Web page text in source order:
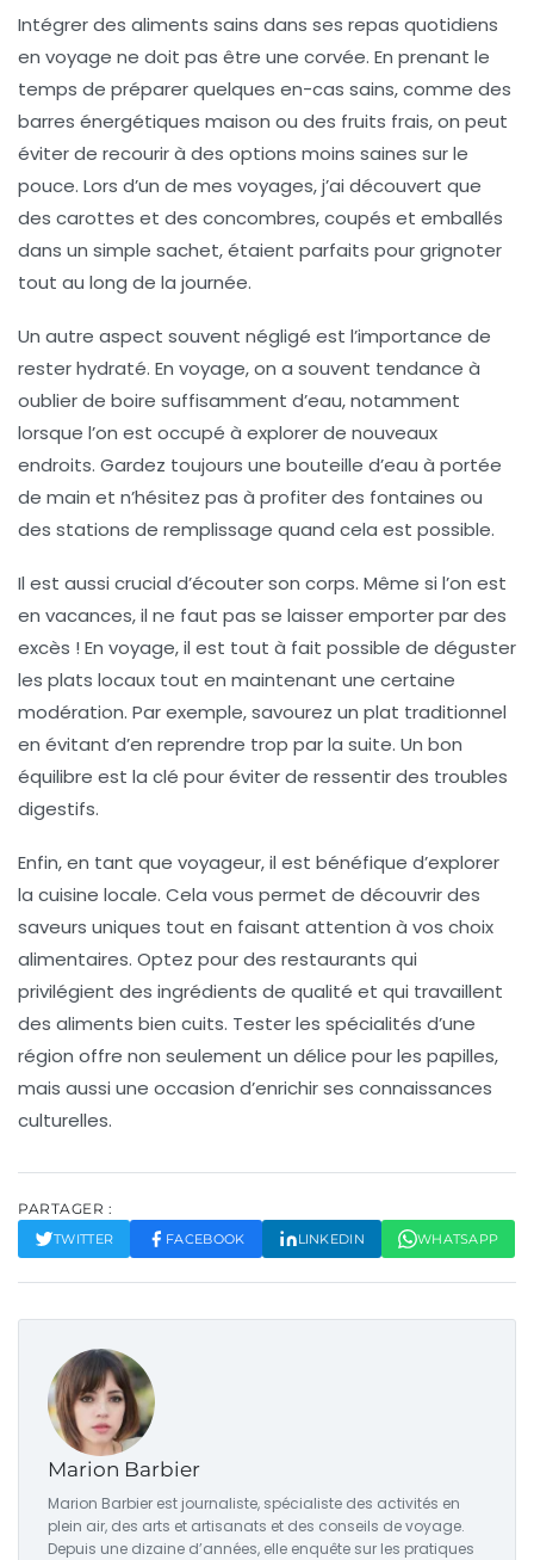
Intégrer des aliments sains dans ses repas quotidiens
en voyage ne doit pas être une corvée. En prenant le
temps de préparer quelques en-cas sains, comme des
barres énergétiques maison ou des fruits frais, on peut
éviter de recourir à des options moins saines sur le
pouce. Lors d’un de mes voyages, j’ai découvert que
des carottes et des concombres, coupés et emballés
dans un simple sachet, étaient parfaits pour grignoter
tout au long de la journée.
Un autre aspect souvent négligé est l’importance de
resterhydraté. En voyage, on a souvent tendance à
oublier de boire suffisamment d’eau, notamment
lorsque l’on est occupé à explorer de nouveaux
endroits. Gardez toujours une bouteille d’eau à portée
de main et n’hésitez pas à profiter des fontaines ou
des stations de remplissage quand cela est possible.
Il est aussi crucial d’écouter son corps. Même si l’on est
en vacances, il ne faut pas se laisser emporter par des
excès ! En voyage, il est tout à fait possible de déguster
les plats locaux tout en maintenant une certaine
modération. Par exemple, savourez un plat traditionnel
en évitant d’en reprendre trop par la suite. Un bon
équilibre est la clé pour éviter de ressentir des troubles
digestifs.
Enfin, en tant que voyageur, il est bénéfique d’explorer
la cuisine locale. Cela vous permet de découvrir des
saveurs uniques tout en faisant attention à vos choix
alimentaires. Optez pour des restaurants qui
privilégient des ingrédients de qualité et qui travaillent
des aliments bien cuits. Tester les spécialités d’une
région offre non seulement un délice pour les papilles,
mais aussi une occasion d’enrichir ses connaissances
culturelles.
PARTAGER :
TWITTER FACEBOOK LINKEDIN WHATSAPP
Marion Barbier
Marion Barbier est journaliste, spécialiste des activités en
plein air, des arts et artisanats et des conseils de voyage.
Depuis une dizaine d’années, elle enquête sur les pratiques